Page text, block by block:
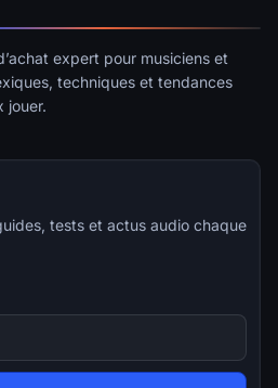
expert pour musiciens et
techniques et tendances
jouer.
tests et actus audio chaque